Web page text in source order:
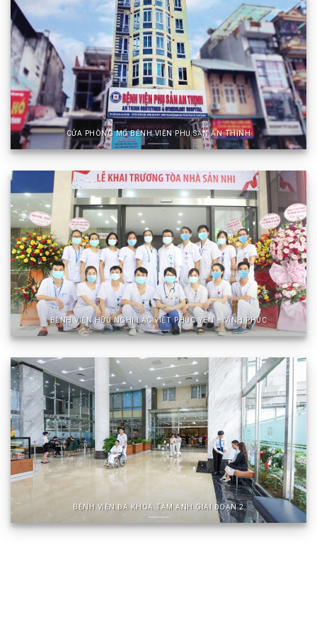
CỬA PHÒNG MỔ BỆNH VIỆN PHỤ SẢN AN THỊNH
BỆNH VIỆN HỮU NGHỊ LẠC VIỆT PHÚC YÊN – VĨNH PHÚC
BỆNH VIỆN ĐA KHOA TÂM ANH GIAI ĐOẠN 2